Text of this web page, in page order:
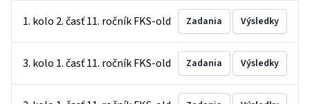
1. kolo 2. časť 11. ročník FKS-old Zadania Výsledky
3. kolo 1. časť 11. ročník FKS-old Zadania Výsledky